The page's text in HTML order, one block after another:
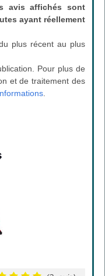
avis affichés sont
ayant réellement
plus récent au plus
Pour plus de
et de traitement des